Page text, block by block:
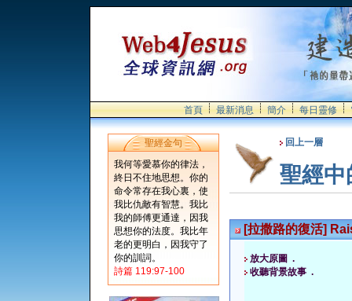
首頁 最新消息 簡介 每日靈修
聖經金句
我何等愛慕你的律法，
終日不住地思想。你的
命令常存在我心裏，使
我比仇敵有智慧。我比
我的師傅更通達，因我
思想你的法度。我比年
老的更明白，因我守了
你的訓詞。
詩篇 119:97-100
回上一層
聖經中
[拉撒路的復活]
放大原圖 .
收聽背景故事 .